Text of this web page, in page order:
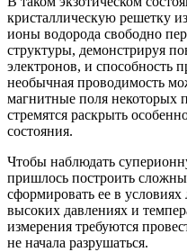
кристаллическую решетку
ионы водорода свободно
структуры, демонстрируя
электронов, и способность
необычная проводимость
магнитные поля некоторых
стремятся раскрыть
состояния.
Чтобы наблюдать
пришлось построить
сформировать ее в
высоких давлениях и
измерения требуются
не начала разрушаться.